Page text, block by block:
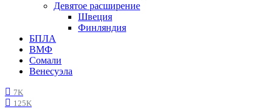
Девятое расширение
Швеция
Финляндия
БПЛА
ВМФ
Сомали
Венесуэла
7K
125K